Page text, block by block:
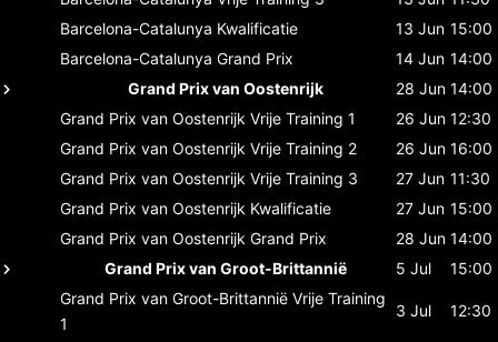
Barcelona-Catalunya Kwalificatie 13 Jun 15:00
Barcelona-Catalunya Grand Prix 14 Jun 14:00
Grand Prix van Oostenrijk
28 Jun 14:00
Grand Prix van Oostenrijk Vrije Training 1 26 Jun 12:30
Grand Prix van Oostenrijk Vrije Training 2 26 Jun 16:00
Grand Prix van Oostenrijk Vrije Training 3 27 Jun 11:30
Grand Prix van Oostenrijk Kwalificatie 27 Jun 15:00
Grand Prix van Oostenrijk Grand Prix 28 Jun 14:00
Grand Prix van Groot-Brittannië
5 Jul
15:00
Grand Prix van Groot-Brittannië Vrije Training
1
3 Jul 12:30